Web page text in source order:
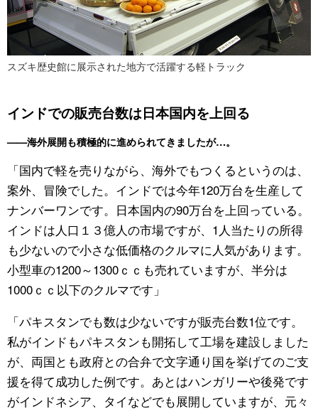
スズキ歴史館に展示された地方で活躍する軽トラック
インドでの販売台数は日本国内を上回る
——海外展開も積極的に進められてきましたが…。
「国内で軽を売りながら、海外でもつくるというのは、
案外、冒険でした。インドでは今年120万台を生産して
ナンバーワンです。日本国内の90万台を上回っている。
インドは人口１３億人の市場ですが、1人当たりの所得
も少ないので小さな低価格のクルマに人気があります。
小型車の1200～1300ｃｃも売れていますが、半分は
1000ｃｃ以下のクルマです」
「パキスタンでも数は少ないですが販売台数1位です。
私がインドもパキスタンも開拓して工場を建設しました
が、両国とも政府との合弁で文字通り国を挙げてのご支
援を得て成功した例です。あとはハンガリーや後発です
がインドネシア、タイなどでも展開していますが、元々